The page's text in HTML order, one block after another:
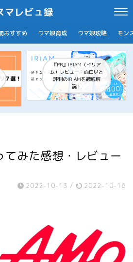
マレビュ録
おすすめ ウマ娘育成 ウマ娘攻略 モン
『PR』IRIAM（イリア
ム）レビュー：面白いと
評判のIRIAMを徹底解
説！
てみた感想・レビュー
2022-10-13 / 2022-10-16